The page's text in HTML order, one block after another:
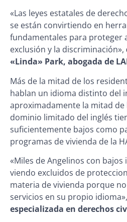
«Las leyes estatales de
se están convirtiendo en
fundamentales para proteger
exclusión y la discriminación»,
«Linda» Park, abogada de
Más de la mitad de los
hablan un idioma distinto del
aproximadamente la mitad
dominio limitado del inglés
suficientemente bajos como
programas de vivienda de la
«Miles de Angelinos con bajos
viendo excluidos de
materia de vivienda porque
servicios en su propio idioma»,
especializada en derechos